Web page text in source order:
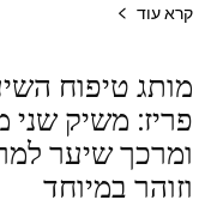
קרא עוד
פריז: משיק שני
ומרכך שיער
וזוהר במיוחד